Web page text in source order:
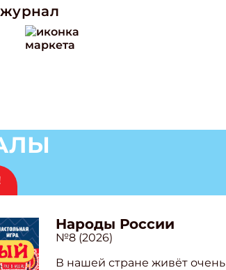
Народы России
№8 (2026)
В нашей стране живёт очень